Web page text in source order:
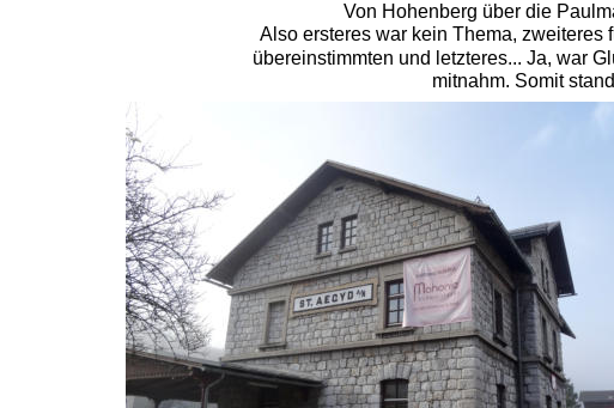
Von Hohenberg über die
Also ersteres war kein Thema, zweiteres
übereinstimmten und letzteres... Ja, war
mitnahm. Somit